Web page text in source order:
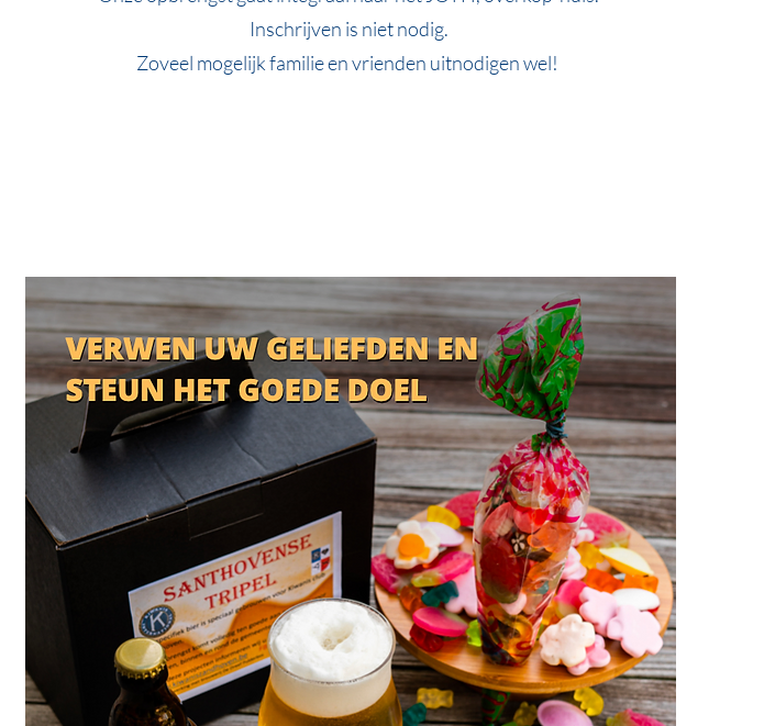
Inschrijven is niet nodig.
Zoveel mogelijk familie en vrienden uitnodigen wel!